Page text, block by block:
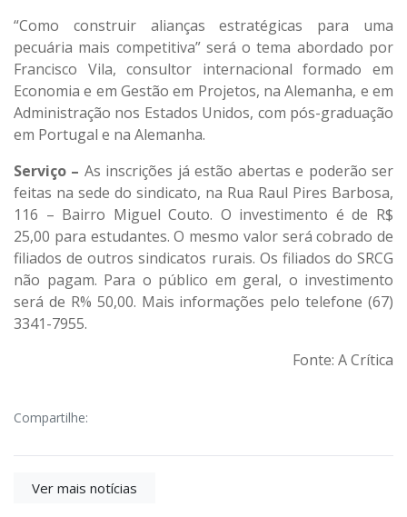
“Como construir alianças estratégicas para uma
pecuária mais competitiva” será o tema abordado por
Francisco Vila, consultor internacional formado em
Economia e em Gestão em Projetos, na Alemanha, e em
Administração nos Estados Unidos, com pós-graduação
em Portugal e na Alemanha.
Serviço – As inscrições já estão abertas e poderão ser
feitas na sede do sindicato, na Rua Raul Pires Barbosa,
116 – Bairro Miguel Couto. O investimento é de R$
25,00 para estudantes. O mesmo valor será cobrado de
filiados de outros sindicatos rurais. Os filiados do SRCG
não pagam. Para o público em geral, o investimento
será de R% 50,00. Mais informações pelo telefone (67)
3341-7955.
Fonte: A Crítica
Compartilhe:
Ver mais notícias